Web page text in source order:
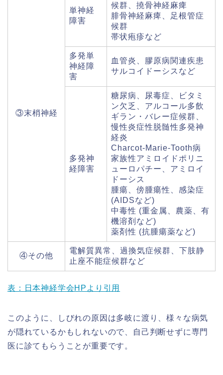
③末梢神経
単神経
障害
候群、撓骨神経麻痺
腓骨神経麻痺、足根管症
候群
帯状疱疹など
多発単
神経障
害
血管炎、膠原病関連疾患
サルコイドーシスなど
多発神
経障害
糖尿病、尿毒症、ビタミ
ン欠乏、アルコール多飲
ギラン・バレー症候群、
慢性炎症性脱髄性多発神
経炎
Charcot-Marie-Tooth病
家族性アミロイドポリニ
ューロパチー、アミロイ
ドーシス
腫瘍、傍腫瘍性、感染症
(AIDSなど)
中毒性 (重金属、農薬、有
機溶剤など)
薬剤性 (抗腫瘍薬など)
④その他
電解質異常、過換気症候群、下肢静
止座不能症候群など
表：日本神経学会HPより引用
このように、しびれの原因は多岐に渡り、様々な病気
が隠れているかもしれないので、自己判断せずに専門
医に診てもらうことが重要です。